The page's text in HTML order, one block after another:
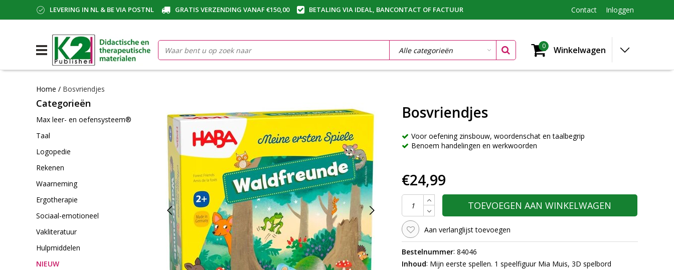
LEVERING IN NL & BE VIA POSTNL GRATIS VERZENDING VANAF €150,00 BETALING VIA IDEAL, BANCONTACT OF FACTUUR Contact Inloggen
0 Winkelwagen
Home / Bosvriendjes
Categorieën
Max leer- en oefensysteem®
Taal
Logopedie
Rekenen
Waarneming
Ergotherapie
Sociaal-emotioneel
Vakliteratuur
Hulpmiddelen
NIEUW
Bosvriendjes
Voor oefening zinsbouw, woordenschat en taalbegrip
Benoem handelingen en werkwoorden
€24,99
TOEVOEGEN AAN WINKELWAGEN
Aan verlanglijst toevoegen
Bestelnummer: 84046
Inhoud: Mijn eerste spellen. 1 speelfiguur Mia Muis, 3D spelbord